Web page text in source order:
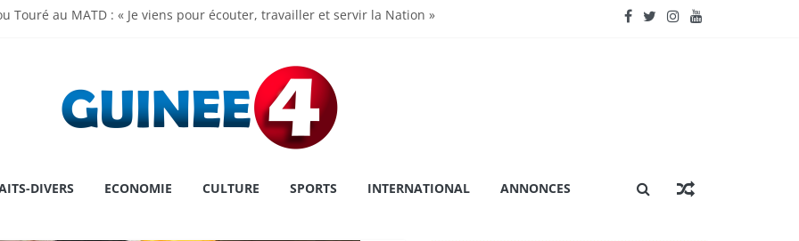
Touré au MATD : « Je viens pour écouter, travailler et servir la Nation »
: une première historique, l’institution décroche la prestigieuse certification ISO 9001
le cap sur la Grèce pour un congé
DIVERS ECONOMIE CULTURE SPORTS INTERNATIONAL ANNONCES